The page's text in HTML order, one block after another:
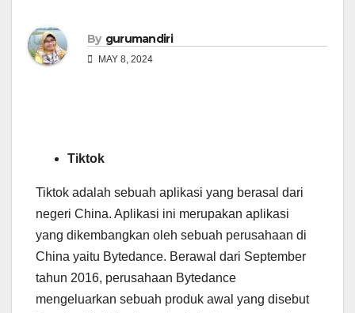
By gurumandiri
MAY 8, 2024
Tiktok
Tiktok adalah sebuah aplikasi yang berasal dari
negeri China. Aplikasi ini merupakan aplikasi
yang dikembangkan oleh sebuah perusahaan di
China yaitu Bytedance. Berawal dari September
tahun 2016, perusahaan Bytedance
mengeluarkan sebuah produk awal yang disebut